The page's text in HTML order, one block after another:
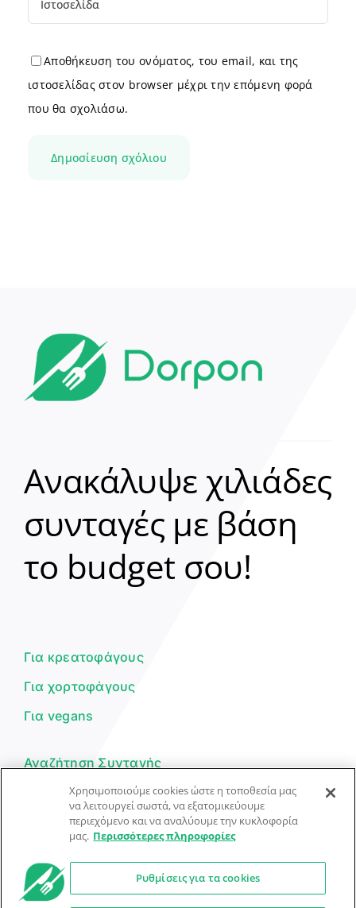
Αποθήκευση του ονόματος, του email, και της
ιστοσελίδας στον browser μέχρι την επόμενη φορά
που θα σχολιάσω.
Ανακάλυψε χιλιάδες
συνταγές με βάση
το budget σου!
Για κρεατοφάγους
Για χορτοφάγους
Για vegans
Αναζήτηση Συνταγής
Υποβολή Συνταγής
Φόρμα Επικοινωνίας
© Dorpon • Μηχανή αναζήτησης για …καλοφαγάδες!
Χρησιμοποιούμε cookies ώστε η τοποθεσία μας
να λειτουργεί σωστά, να εξατομικεύουμε
περιεχόμενο και να αναλύουμε την κυκλοφορία
μας. Περισσότερες πληροφορίες
Ρυθμίσεις για τα cookies